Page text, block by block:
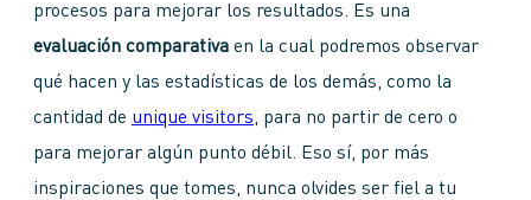
procesos para mejorar los resultados. Es una
evaluación comparativa en la cual podremos observar
qué hacen y las estadísticas de los demás, como la
cantidad de unique visitors, para no partir de cero o
para mejorar algún punto débil. Eso sí, por más
inspiraciones que tomes, nunca olvides ser fiel a tu